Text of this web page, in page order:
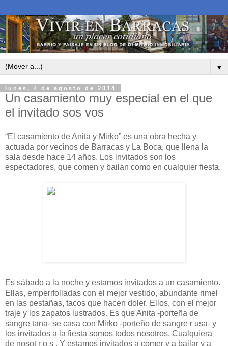
▼
lunes, 4 de agosto de 2014
Un casamiento muy especial en el que
el invitado sos vos
“El casamiento de Anita y Mirko” es una obra hecha y
actuada por vecinos de Barracas y La Boca, que llena la
sala desde hace 14 años. Los invitados son los
espectadores, que comen y bailan como en cualquier fiesta.
Es sábado a la noche y estamos invitados a un casamiento.
Ellas, emperifolladas con el mejor vestido, abundante rimel
en las pestañas, tacos que hacen doler. Ellos, con el mejor
traje y los zapatos lustrados. Es que Anita -porteña de
sangre tana- se casa con Mirko -porteño de sangre r usa- y
los invitados a la fiesta somos todos nosotros. Cualquiera
de nosot r o s . Y estamos invitados a comer y a bailar y a